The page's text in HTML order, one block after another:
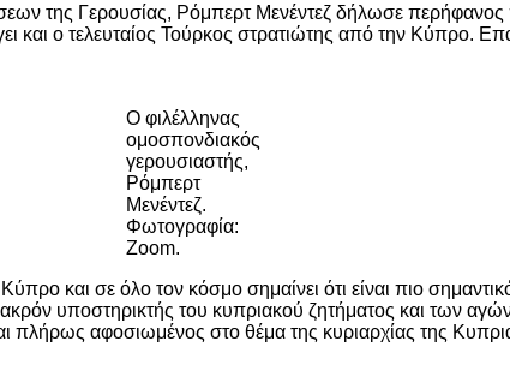
της Γερουσίας, Ρόμπερτ Μενέντεζ δήλωσε περήφανος
ο τελευταίος Τούρκος στρατιώτης από την Κύπρο.
Ο φιλέλληνας
ομοσπονδιακός
γερουσιαστής,
Ρόμπερτ
Μενέντεζ.
Φωτογραφία:
Zoom.
και σε όλο τον κόσμο σημαίνει ότι είναι πιο
υποστηρικτής του κυπριακού ζητήματος και των
πλήρως αφοσιωμένος στο θέμα της κυριαρχίας της